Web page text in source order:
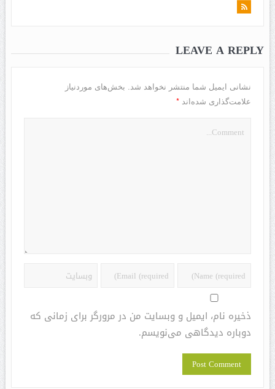
LEAVE A REPLY
نشانی ایمیل شما منتشر نخواهد شد. بخش‌های موردنیاز
علامت‌گذاری شده‌اند *
ذخیره نام، ایمیل و وبسایت من در مرورگر برای زمانی که
دوباره دیدگاهی می‌نویسم.